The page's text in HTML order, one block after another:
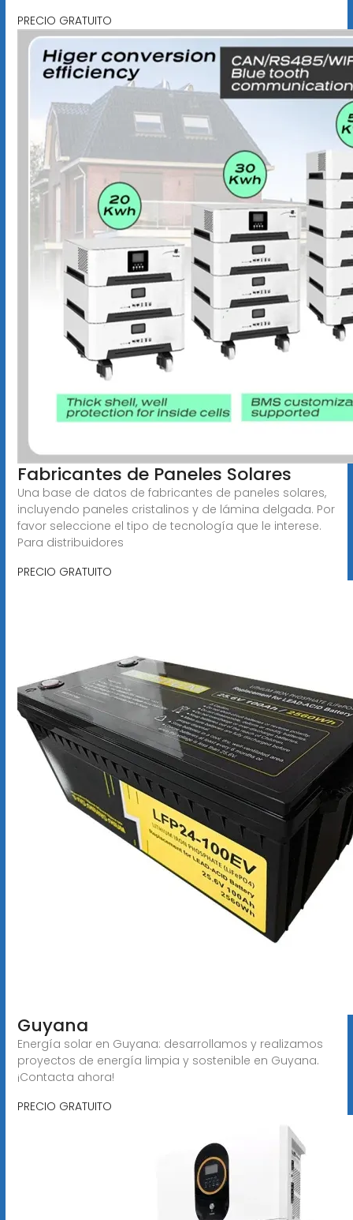
PRECIO GRATUITO
Fabricantes de Paneles Solares
Una base de datos de fabricantes de paneles solares,
incluyendo paneles cristalinos y de lámina delgada. Por
favor seleccione el tipo de tecnología que le interese.
Para distribuidores
PRECIO GRATUITO
Guyana
Energía solar en Guyana: desarrollamos y realizamos
proyectos de energía limpia y sostenible en Guyana.
¡Contacta ahora!
PRECIO GRATUITO